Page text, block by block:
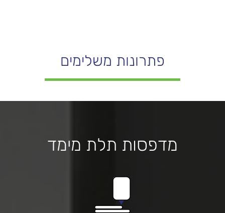
פתרונות משלימים
מדפסות תלת מימד